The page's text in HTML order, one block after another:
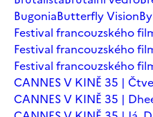
BugoniaButterfly Vision
Festival francouzského
Festival francouzského
Festival francouzského
CANNES V KINĚ 35 |
CANNES V KINĚ 35 |